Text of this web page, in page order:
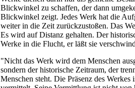
Blickwinkel zu schaffen, der dann
Blickwinkel zeigt. Jedes Werk hat die
weiter in die Zeit zurückzustoßen. Das
Es wird auf Distanz gehalten. Der
Werke in die Flucht, er läßt sie
"Nicht das Werk wird dem Menschen
sondern der historische Zeitraum, der
Menschen steht. Die Präsenz des